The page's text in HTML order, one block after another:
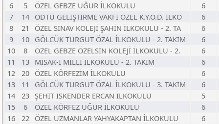
6
5 ÖZEL GEBZE UĞUR İLKOKULU
6
7
14 ODTÜ GELİŞTİRME VAKFI ÖZEL K.Y.Ö.D. İLKO
6
8
21 ÖZEL SINAV KOLEJİ ŞAHİN İLKOKULU - 2. TA
6
9
10 GÖLCÜK TURGUT ÖZAL İLKOKULU - 2. TAKIM
6
10
8 ÖZEL GEBZE ÖZELSİN KOLEJİ İLKOKULU - 2.
6
11
13 MİSAK-I MİLLİ İLKOKULU - 2. TAKIM
6
12
20 ÖZEL KÖRFEZİM İLKOKULU
6
13
11 GÖLCÜK TURGUT ÖZAL İLKOKULU - 3. TAKIM
6
14
23 ŞEHİT İSKENDER ERCAN İLKOKULU
5
15
6 ÖZEL KÖRFEZ UĞUR İLKOKULU
6
16
22 ÖZEL UZMANLAR YAHYAKAPTAN İLKOKULU
6